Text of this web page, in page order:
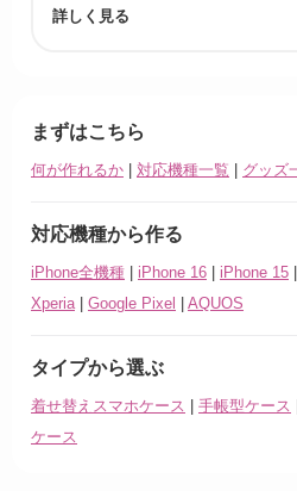
詳しく見る
まずはこちら
何が作れるか | 対応機種一覧 | グッズ
対応機種から作る
iPhone全機種 | iPhone 16 | iPhone 15 |
Xperia | Google Pixel | AQUOS
タイプから選ぶ
着せ替えスマホケース | 手帳型ケース
ケース